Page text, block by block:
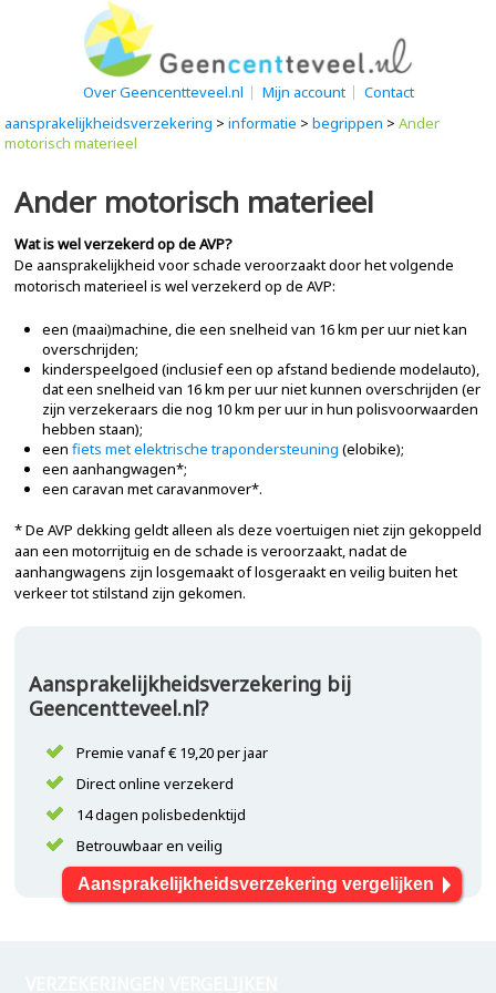
Over Geencentteveel.nl Mijn account
Contact
aansprakelijkheidsverzekering >informatie >begrippen >Ander
motorisch materieel
Ander motorisch materieel
Wat is wel verzekerd op de AVP?
De aansprakelijkheid voor schade veroorzaakt door het volgende
motorisch materieel is wel verzekerd op de AVP:
een (maai)machine, die een snelheid van 16 km per uur niet kan
overschrijden;
kinderspeelgoed (inclusief een op afstand bediende modelauto),
dat een snelheid van 16 km per uur niet kunnen overschrijden (er
zijn verzekeraars die nog 10 km per uur in hun polisvoorwaarden
hebben staan);
een fiets met elektrische trapondersteuning (elobike);
een aanhangwagen*;
een caravan met caravanmover*.
* De AVP dekking geldt alleen als deze voertuigen niet zijn gekoppeld
aan een motorrijtuig en de schade is veroorzaakt, nadat de
aanhangwagens zijn losgemaakt of losgeraakt en veilig buiten het
verkeer tot stilstand zijn gekomen.
Aansprakelijkheidsverzekering bij
Geencentteveel.nl?
Premie vanaf € 19,20 per jaar
Direct online verzekerd
14 dagen polisbedenktijd
Betrouwbaar en veilig
Aansprakelijkheidsverzekering vergelijken